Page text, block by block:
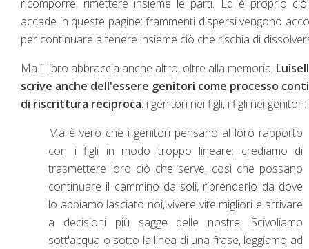
ricomporre, rimettere insieme le parti. Ed è proprio
accade in queste pagine: frammenti dispersi vengono
per continuare a tenere insieme ciò che rischia di
Ma il libro abbraccia anche altro, oltre alla memoria;
scrive anche dell'essere genitori come processo
di riscrittura reciproca: i genitori nei figli, i figli nei genitori:
Ma è vero che i genitori pensano al loro rapporto
con i figli in modo troppo lineare: crediamo di
trasmettere loro ciò che serve, così che possano
continuare il cammino da soli, riprenderlo da dove
lo abbiamo lasciato noi, vivere vite migliori e arrivare
a decisioni più sagge delle nostre. Scivoliamo
sott'acqua o sotto la linea di una frase, leggiamo ad